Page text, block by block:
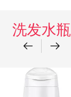
洗发水瓶